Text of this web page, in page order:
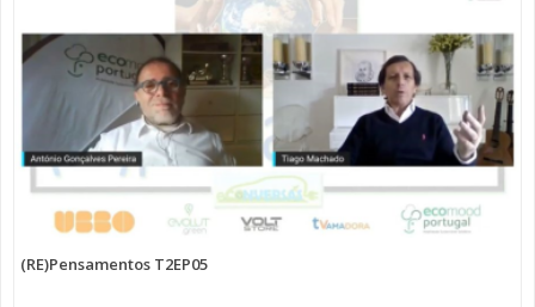
(RE)Pensamentos T2EP05